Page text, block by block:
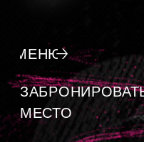
НАПИСАТЬ